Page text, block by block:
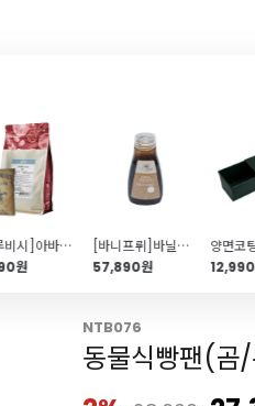
[마루비시]아바론 밀가루(1kg\/강력분\/소금빵)
원
[바니프뤼]바닐라페이스트(270ml)
57,890원
NTB076
동물식빵팬(곰